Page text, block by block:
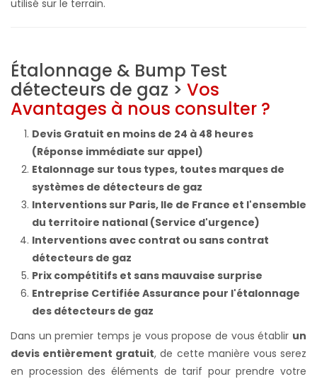
utilisé sur le terrain.
Étalonnage & Bump Test
détecteurs de gaz > Vos
Avantages à nous consulter ?
Devis Gratuit en moins de 24 à 48 heures
(Réponse immédiate sur appel)
Etalonnage sur tous types, toutes marques de
systèmes de détecteurs de gaz
Interventions sur Paris, Ile de France et l'ensemble
du territoire national (Service d'urgence)
Interventions avec contrat ou sans contrat
détecteurs de gaz
Prix compétitifs et sans mauvaise surprise
Entreprise Certifiée Assurance pour l'étalonnage
des détecteurs de gaz
Dans un premier temps je vous propose de vous établir un
devis entièrement gratuit, de cette manière vous serez
en procession des éléments de tarif pour prendre votre